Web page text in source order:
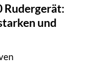
Rudergerät:
und